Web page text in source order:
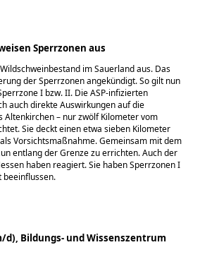
Sperrzonen aus
im Sauerland aus. Das
der Sperrzonen angekündigt. So gilt nun
I bzw. II. Die ASP-infizierten
auch direkte Auswirkungen auf die
Altenkirchen – nur zwölf Kilometer vom
Sie deckt einen etwa sieben Kilometer
Vorsichtsmaßnahme. Gemeinsam mit dem
entlang der Grenze zu errichten. Auch der
haben reagiert. Sie haben Sperrzonen I
beeinflussen.
Bildungs- und Wissenszentrum